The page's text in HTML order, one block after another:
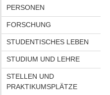
PERSONEN
FORSCHUNG
STUDENTISCHES LEBEN
STUDIUM UND LEHRE
STELLEN UND
PRAKTIKUMSPLÄTZE